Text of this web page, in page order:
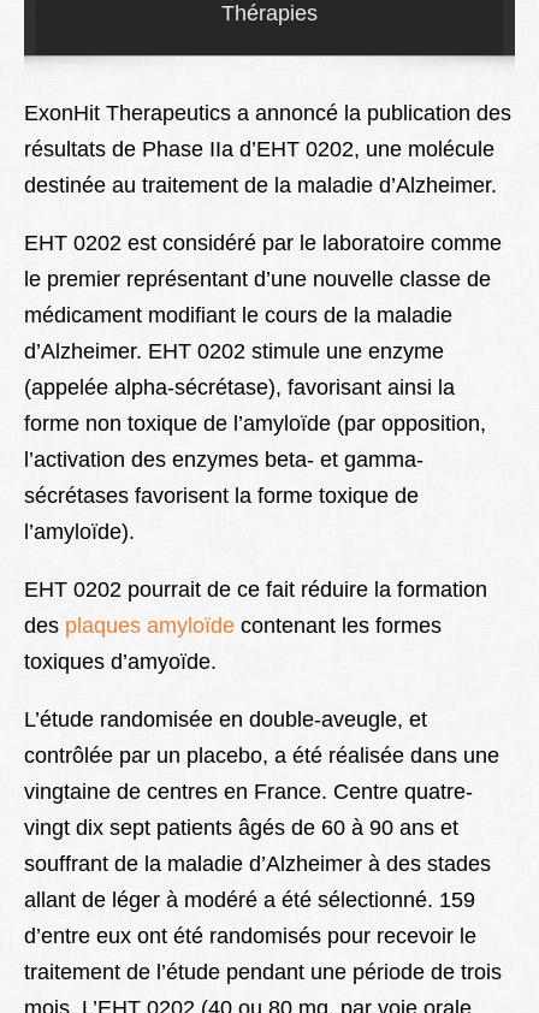
Better Health
Thérapies
ExonHit Therapeutics a annoncé la publication des
résultats de Phase IIa d’EHT 0202, une molécule
destinée au traitement de la maladie d’Alzheimer.
EHT 0202 est considéré par le laboratoire comme
le premier représentant d’une nouvelle classe de
médicament modifiant le cours de la maladie
d’Alzheimer. EHT 0202 stimule une enzyme
(appelée alpha-sécrétase), favorisant ainsi la
forme non toxique de l’amyloïde (par opposition,
l’activation des enzymes beta- et gamma-
sécrétases favorisent la forme toxique de
l’amyloïde).
EHT 0202 pourrait de ce fait réduire la formation
des plaques amyloïde contenant les formes
toxiques d’amyoïde.
L’étude randomisée en double-aveugle, et
contrôlée par un placebo, a été réalisée dans une
vingtaine de centres en France. Centre quatre-
vingt dix sept patients âgés de 60 à 90 ans et
souffrant de la maladie d’Alzheimer à des stades
allant de léger à modéré a été sélectionné. 159
d’entre eux ont été randomisés pour recevoir le
traitement de l’étude pendant une période de trois